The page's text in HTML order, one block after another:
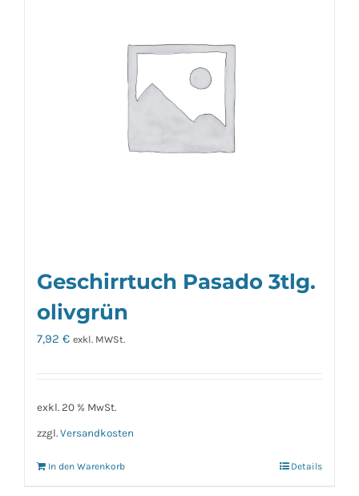
Geschirrtuch Pasado 3tlg.
olivgrün
7,92 € exkl. MWSt.
exkl. 20 % MwSt.
zzgl. Versandkosten
In den Warenkorb Details